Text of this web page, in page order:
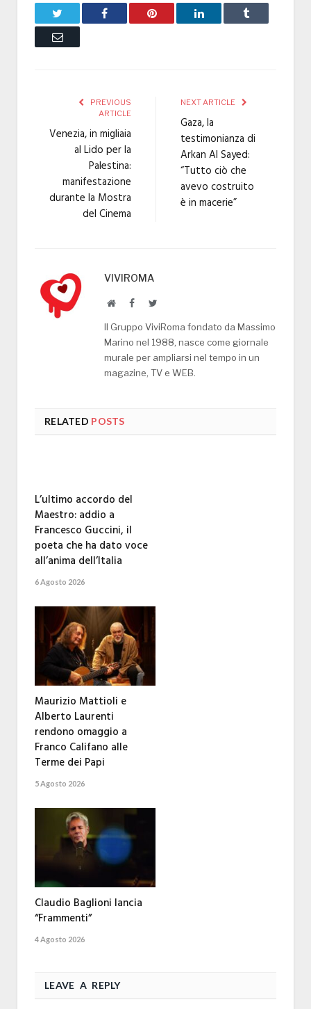
Facebook Pinterest LinkedIn Tumblr
Email
PREVIOUS
ARTICLE
Venezia, in migliaia
al Lido per la
Palestina:
manifestazione
durante la Mostra
del Cinema
NEXT ARTICLE
Gaza, la
testimonianza di
Arkan Al Sayed:
“Tutto ciò che
avevo costruito
è in macerie”
VIVIROMA
WebsiteFacebookTwitter
Il Gruppo ViviRoma fondato da Massimo
Marino nel 1988, nasce come giornale
murale per ampliarsi nel tempo in un
magazine, TV e WEB.
RELATED POSTS
L’ultimo accordo del
Maestro: addio a
Francesco Guccini, il
poeta che ha dato voce
all’anima dell’Italia
6 Agosto 2026
Maurizio Mattioli e
Alberto Laurenti
rendono omaggio a
Franco Califano alle
Terme dei Papi
5 Agosto 2026
Claudio Baglioni lancia
“Frammenti”
4 Agosto 2026
LEAVE A REPLY